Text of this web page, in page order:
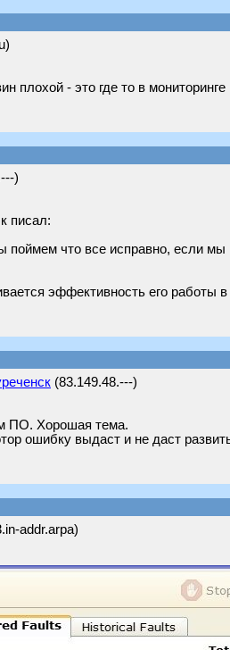
плохой - это где то в
)
писал:
поймем что все исправно, если мы
эффективность его работы
(83.149.48.---)
ПО. Хорошая тема.
ошибку выдаст и не даст
addr.arpa)